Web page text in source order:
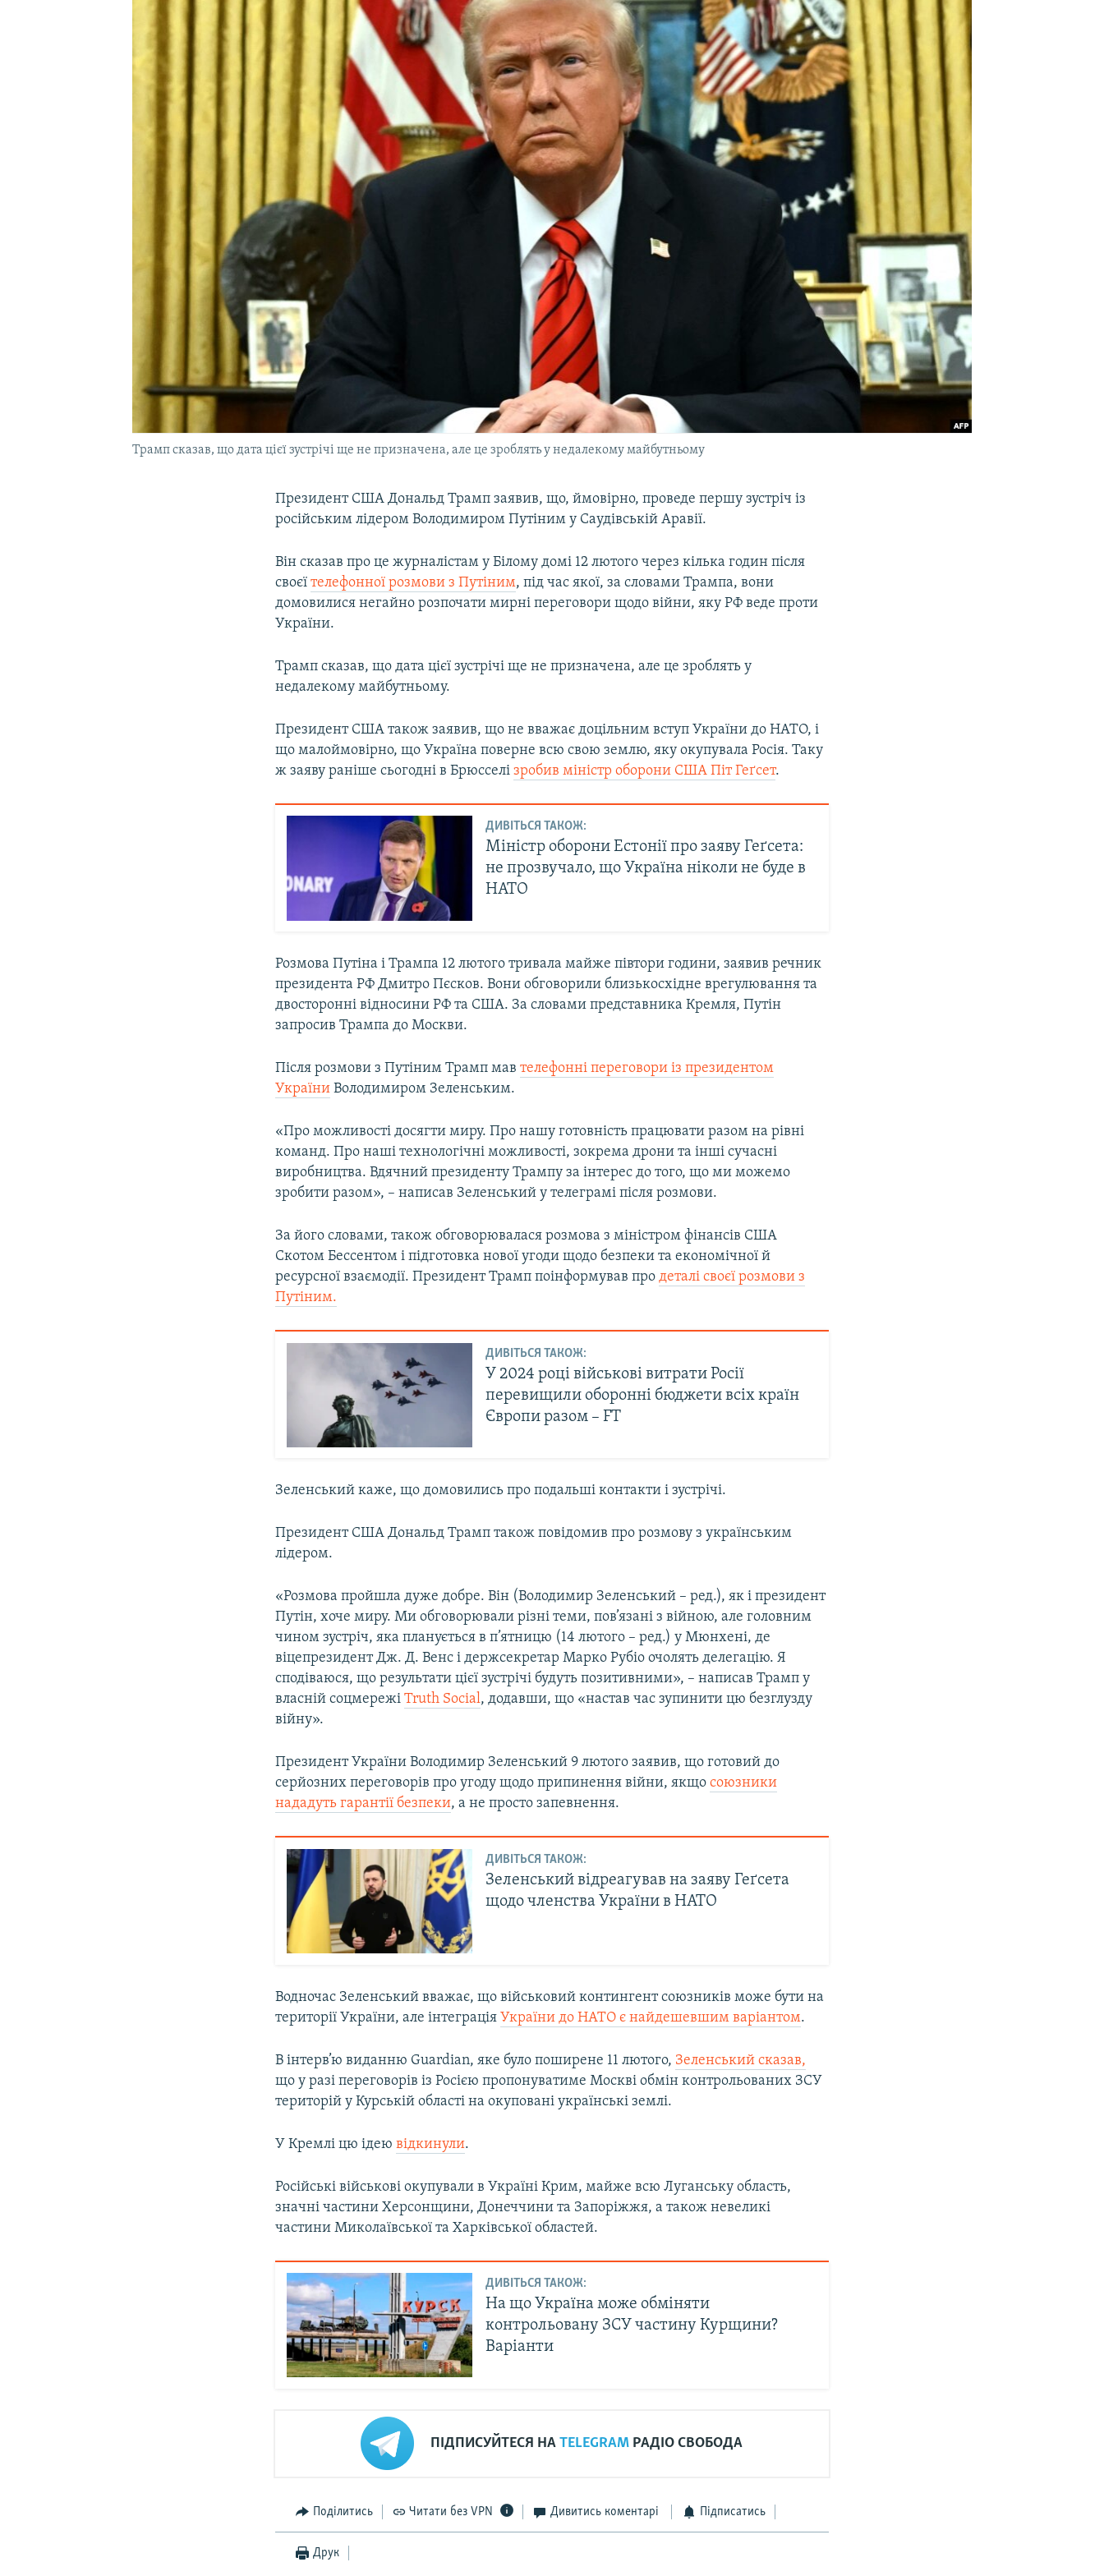
Трамп сказав, що дата цієї зустрічі ще не призначена, але це зроблять у недалекому майбутньому
Президент США Дональд Трамп заявив, що, ймовірно, проведе першу зустріч із
російським лідером Володимиром Путіним у Саудівській Аравії.
Він сказав про це журналістам у Білому домі 12 лютого через кілька годин після
своєїтелефонної розмови з Путіним, під час якої, за словами Трампа, вони
домовилися негайно розпочати мирні переговори щодо війни, яку РФ веде проти
України.
Трамп сказав, що дата цієї зустрічі ще не призначена, але це зроблять у
недалекому майбутньому.
Президент США також заявив, що не вважає доцільним вступ України до НАТО, і
що малоймовірно, що Україна поверне всю свою землю, яку окупувала Росія. Таку
ж заяву раніше сьогодні в Брюсселізробив міністр оборони США Піт Геґсет.
ДИВІТЬСЯ ТАКОЖ:
Міністр оборони Естонії про заяву Геґсета:
не прозвучало, що Україна ніколи не буде в
НАТО
Розмова Путіна і Трампа 12 лютого тривала майже півтори години, заявив речник
президента РФ Дмитро Пєсков. Вони обговорили близькосхідне врегулювання та
двосторонні відносини РФ та США. За словами представника Кремля, Путін
запросив Трампа до Москви.
Після розмови з Путіним Трамп мавтелефонні переговори із президентом
України Володимиром Зеленським.
«Про можливості досягти миру. Про нашу готовність працювати разом на рівні
команд. Про наші технологічні можливості, зокрема дрони та інші сучасні
виробництва. Вдячний президенту Трампу за інтерес до того, що ми можемо
зробити разом», – написав Зеленський у телеграмі після розмови.
За його словами, також обговорювалася розмова з міністром фінансів США
Скотом Бессентом і підготовка нової угоди щодо безпеки та економічної й
ресурсної взаємодії. Президент Трамп поінформував продеталі своєї розмови з
Путіним.
ДИВІТЬСЯ ТАКОЖ:
У 2024 році військові витрати Росії
перевищили оборонні бюджети всіх країн
Європи разом – FT
Зеленський каже, що домовились про подальші контакти і зустрічі.
Президент США Дональд Трамп також повідомив про розмову з українським
лідером.
«Розмова пройшла дуже добре. Він (Володимир Зеленський – ред.), як і президент
Путін, хоче миру. Ми обговорювали різні теми, пов’язані з війною, але головним
чином зустріч, яка планується в п’ятницю (14 лютого – ред.) у Мюнхені, де
віцепрезидент Дж. Д. Венс і держсекретар Марко Рубіо очолять делегацію. Я
сподіваюся, що результати цієї зустрічі будуть позитивними», – написав Трамп у
власній соцмережіTruth Social, додавши, що «настав час зупинити цю безглузду
війну».
Президент України Володимир Зеленський 9 лютого заявив, що готовий до
серйозних переговорів про угоду щодо припинення війни, якщосоюзники
нададуть гарантії безпеки, а не просто запевнення.
ДИВІТЬСЯ ТАКОЖ:
Зеленський відреагував на заяву Геґсета
щодо членства України в НАТО
Водночас Зеленський вважає, що військовий контингент союзників може бути на
території України, але інтеграціяУкраїни до НАТО є найдешевшим варіантом.
В інтерв’ю виданню Guardian, яке було поширене 11 лютого, Зеленський сказав,
що у разі переговорів із Росією пропонуватиме Москві обмін контрольованих ЗСУ
територій у Курській області на окуповані українські землі.
У Кремлі цю ідеювідкинули.
Російські військові окупували в Україні Крим, майже всю Луганську область,
значні частини Херсонщини, Донеччини та Запоріжжя, а також невеликі
частини Миколаївської та Харківської областей.
ДИВІТЬСЯ ТАКОЖ:
На що Україна може обміняти
контрольовану ЗСУ частину Курщини?
Варіанти
ПІДПИСУЙТЕСЯ НАTELEGRAM РАДІО СВОБОДА
Поділитись Читати без VPN Дивитись коментарі Підписатись
Друк